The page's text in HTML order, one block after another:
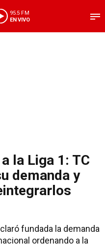
95.5 FM
EN VIVO
la Liga 1: TC
demanda y
fundada la demanda
ordenando a la